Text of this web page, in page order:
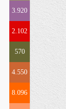
3.920
2.102
570
4.550
8.096